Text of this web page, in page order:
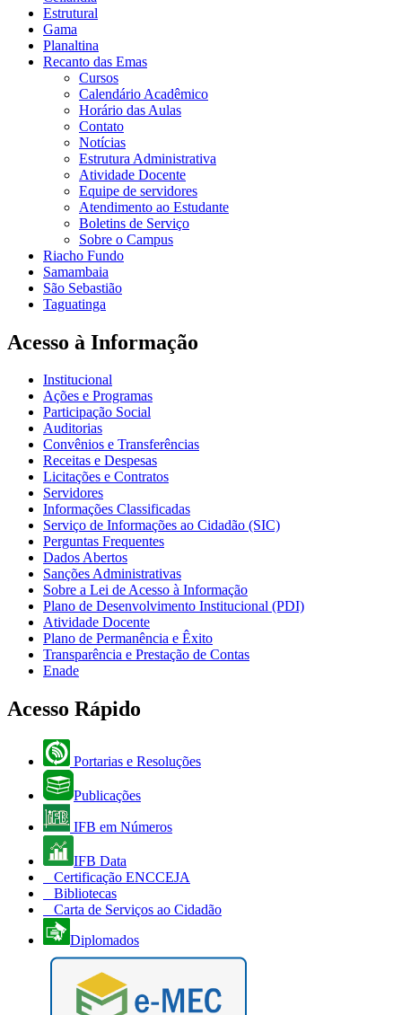
Estrutural
Gama
Planaltina
Recanto das Emas
Cursos
Calendário Acadêmico
Horário das Aulas
Contato
Notícias
Estrutura Administrativa
Atividade Docente
Equipe de servidores
Atendimento ao Estudante
Boletins de Serviço
Sobre o Campus
Riacho Fundo
Samambaia
São Sebastião
Taguatinga
Acesso à Informação
Institucional
Ações e Programas
Participação Social
Auditorias
Convênios e Transferências
Receitas e Despesas
Licitações e Contratos
Servidores
Informações Classificadas
Serviço de Informações ao Cidadão (SIC)
Perguntas Frequentes
Dados Abertos
Sanções Administrativas
Sobre a Lei de Acesso à Informação
Plano de Desenvolvimento Institucional (PDI)
Atividade Docente
Plano de Permanência e Êxito
Transparência e Prestação de Contas
Enade
Acesso Rápido
Portarias e Resoluções
Publicações
IFB em Números
IFB Data
Certificação ENCCEJA
Bibliotecas
Carta de Serviços ao Cidadão
Diplomados